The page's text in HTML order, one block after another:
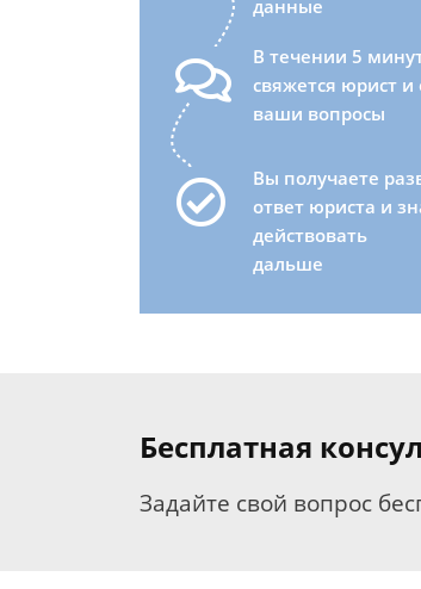
данные
В течении 5
свяжется юрист и
ваши вопросы
Вы получаете
ответ юриста и
действовать
дальше
Бесплатная
Задайте свой вопрос